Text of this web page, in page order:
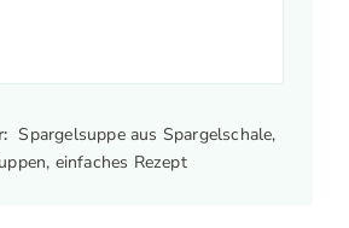
Spargelsuppe aus Spargelschale,
einfaches Rezept